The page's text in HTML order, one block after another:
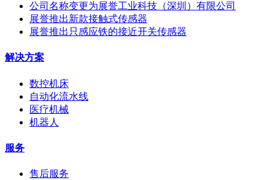
公司名称变更为展誉工业科技（深圳）有限公司
展誉推出新款接触式传感器
展誉推出只感应铁的接近开关传感器
解决方案
数控机床
自动化流水线
医疗机械
机器人
服务
售后服务